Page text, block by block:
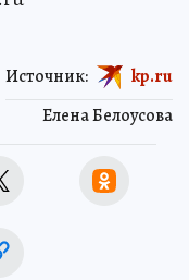
Елена Белоусова
Источник: kp.ru